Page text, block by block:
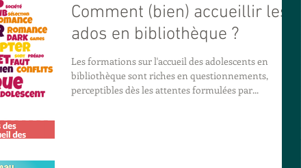
Comment (bien) accueillir les
ados en bibliothèque ?
Les formations sur l'accueil des adolescents en
bibliothèque sont riches en questionnements,
perceptibles dès les attentes formulées par...